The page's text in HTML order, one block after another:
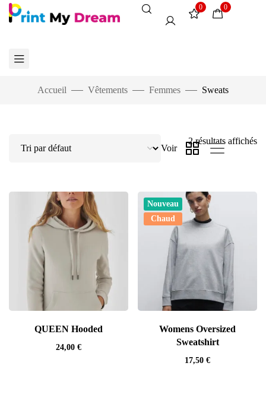
0 0
Accueil Vêtements Femmes Sweats
2 résultats affichés
Voir
QUEEN Hooded
24,00 €
Nouveau
Chaud
Womens Oversized
Sweatshirt
17,50 €